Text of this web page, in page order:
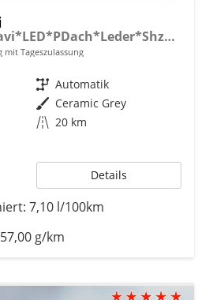
Tekna 4x4 4x4*Navi*LED*PDach*Leder*Shzg*BFS*
mit Tageszulassung
Getriebe Automatik
Außenfarbe Ceramic Grey
Kilometerstand 20 km
Details
7,10 l/100km
g/km